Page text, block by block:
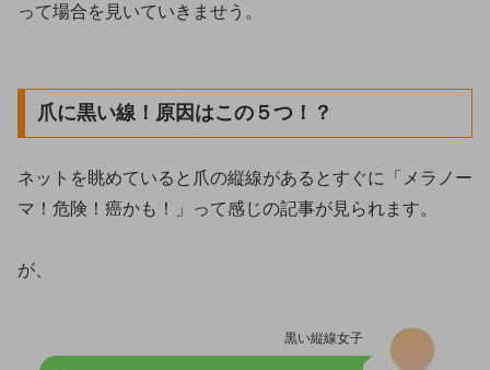
って場合を見いていきませう。
爪に黒い線！原因はこの５つ！？
ネットを眺めていると爪の縦線があるとすぐに「メラノー
マ！危険！癌かも！」って感じの記事が見られます。
が、
黒い縦線女子